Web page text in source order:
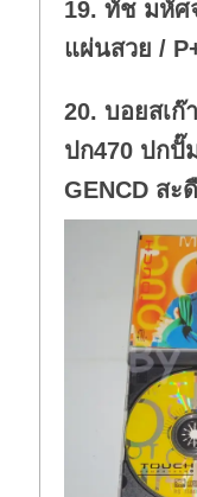
19. ทัช มหัศ
แผ่นสวย /
20. บอยสเก๊
ปก470 ปกปั๊
GENCD สะ